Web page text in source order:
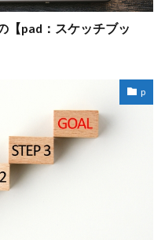
【pad：スケッチブッ
p